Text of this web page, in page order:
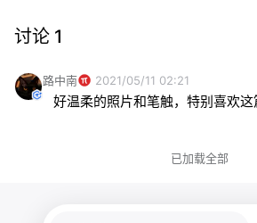
讨论 1
路中南 2021/05/11 02:21
好温柔的照片和笔触，特别喜欢这
已加载全部